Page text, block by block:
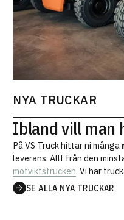
NYA TRUCKAR
Ibland vill man
På VS Truck hittar ni många
leverans. Allt från den
motviktstrucken. Vi har
SE ALLA NYA TRUCKAR